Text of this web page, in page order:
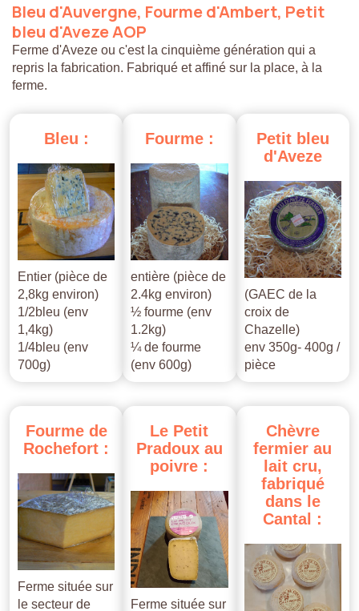
Bleu d'Auvergne, Fourmed'Ambert, Petit
bleu d'AvezeAOP
Ferme d'Aveze ou c'est la cinquième génération qui a
repris la fabrication. Fabriqué et affiné sur la place, à la
ferme.
Bleu :
Entier (pièce de
2,8kg environ)
1/2bleu (env
1,4kg)
1/4bleu (env
700g)
Fourme :
entière (pièce de
2.4kg environ)
½ fourme (env
1.2kg)
¼ de fourme
(env 600g)
Petit bleu
d'Aveze
(GAEC de la
croix de
Chazelle)
env 350g- 400g /
pièce
Fourme de
Rochefort :
Ferme située sur
le secteur de
Le Petit
Pradoux au
poivre :
Ferme située sur
Chèvre
fermier au
lait cru,
fabriqué
dans le
Cantal :